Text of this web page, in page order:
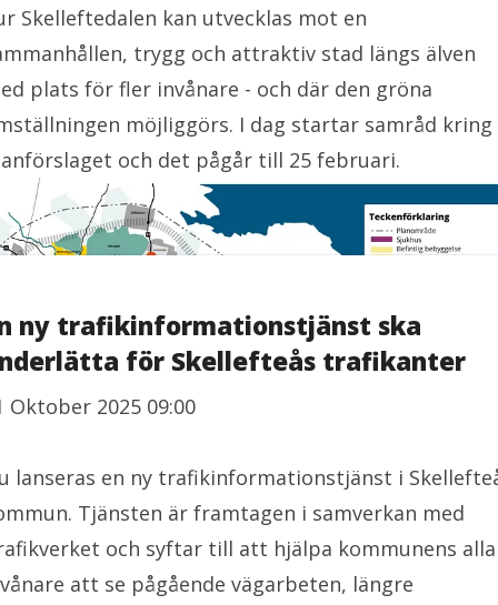
Skelleftedalen kan utvecklas mot en
trygg och attraktiv stad längs älven
plats för fler invånare - och där den gröna
möjliggörs. I dag startar samråd kring
och det pågår till 25 februari.
ny trafikinformationstjänst ska
för Skellefteås trafikanter
Oktober 2025 09:00
lanseras en ny trafikinformationstjänst i
Tjänsten är framtagen i samverkan med
och syftar till att hjälpa kommunens alla
att se pågående vägarbeten, längre